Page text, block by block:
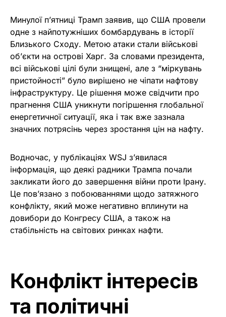
Минулої п’ятниці Трамп заявив, що США провели
одне з найпотужніших бомбардувань в історії
Близького Сходу. Метою атаки стали військові
об’єкти на острові Харг. За словами президента,
всі військові цілі були знищені, але з “міркувань
пристойності” було вирішено не чіпати нафтову
інфраструктуру. Це рішення може свідчити про
прагнення США уникнути погіршення глобальної
енергетичної ситуації, яка і так вже зазнала
значних потрясінь через зростання цін на нафту.
Водночас, у публікаціях WSJ з’явилася
інформація, що деякі радники Трампа почали
закликати його до завершення війни проти Ірану.
Це пов’язано з побоюваннями щодо затяжного
конфлікту, який може негативно вплинути на
довибори до Конгресу США, а також на
стабільність на світових ринках нафти.
Конфлікт інтересів
та політичні